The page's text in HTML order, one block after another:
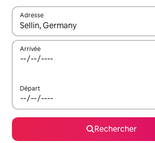
Adresse
Lorsque les résultats s'affichent, utilisez
Arrivée
Départ
Rechercher